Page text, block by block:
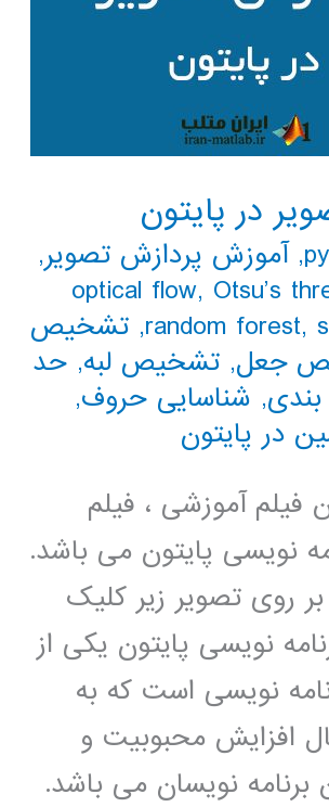
در پایتون
,آموزش پردازش تصویر,
optical flow, Otsu’s
random forest,
, تشخیص
جعل, تشخیص لبه, حد
بندی, شناسایی حروف,
در پایتون
فیلم آموزشی ، فیلم
نویسی پایتون می باشد.
روی تصویر زیر کلیک
نویسی پایتون یکی از
نویسی است که به
افزایش محبوبیت و
برنامه نویسان می باشد.